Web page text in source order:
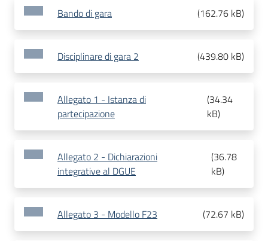
Bando di gara (162.76 kB)
Disciplinare di gara 2 (439.80 kB)
Allegato 1 - Istanza di
partecipazione
(34.34
kB)
Allegato 2 - Dichiarazioni
integrative al DGUE
(36.78
kB)
Allegato 3 - Modello F23 (72.67 kB)